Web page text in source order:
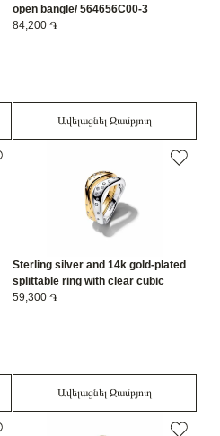
open bangle/ 564656C00-3
84,200 ֏
Ավելացնել Զամբյուղ
Sterling silver and 14k gold-plated
splittable ring with clear cubic
zirconia/ 164674C01-58
59,300 ֏
Ավելացնել Զամբյուղ